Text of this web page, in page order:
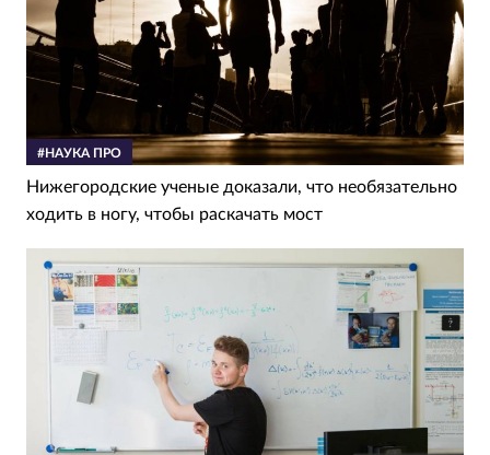
#НАУКА ПРО
Нижегородские ученые доказали, что необязательно
ходить в ногу, чтобы раскачать мост